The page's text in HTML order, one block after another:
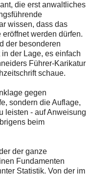
die erst anwaltliches
wissen, dass das
werden dürfen.
der besonderen
der Lage, es einfach
Führer-Karikatur
schaue.
gegen
sondern die Auflage,
leisten - auf Anweisung
beim
der ganze
Fundamenten
Statistik. Von der im